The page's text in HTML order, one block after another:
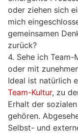
oder ziehen sich
mich
gemeinsamen
zurück?
4. Sehe ich
oder mit
Ideal ist natürlich
Team-Kultur, zu
Erhalt der
gehören.
Selbst- und